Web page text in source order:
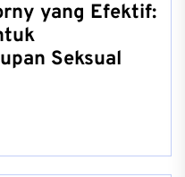
yang Efektif:
Seksual